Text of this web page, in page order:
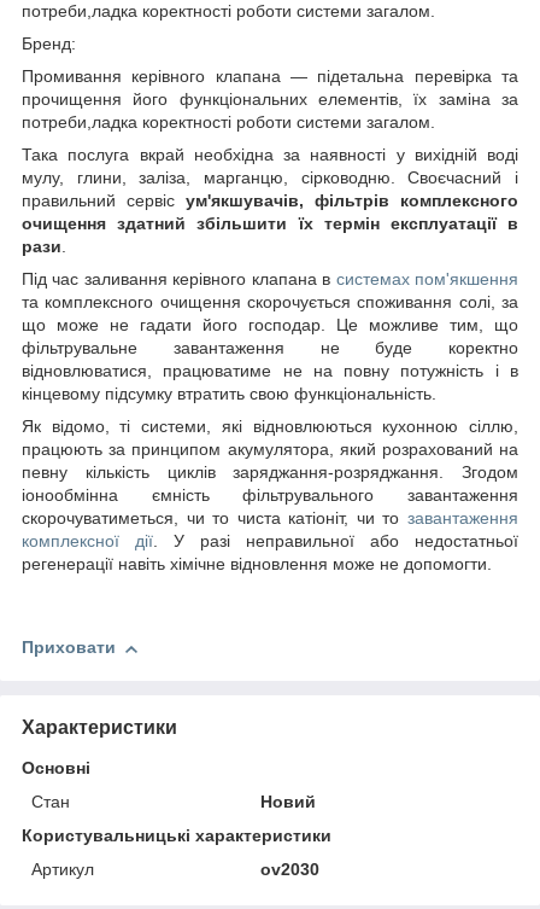
потреби,ладка коректності роботи системи загалом.
Бренд:
Промивання керівного клапана — підетальна перевірка та
прочищення його функціональних елементів, їх заміна за
потреби,ладка коректності роботи системи загалом.
Така послуга вкрай необхідна за наявності у вихідній воді
мулу, глини, заліза, марганцю, сірководню. Своєчасний і
правильний сервіс ум'якшувачів, фільтрів комплексного
очищення здатний збільшити їх термін експлуатації в
рази.
Під час заливання керівного клапана в системах пом'якшення
та комплексного очищення скорочується споживання солі, за
що може не гадати його господар. Це можливе тим, що
фільтрувальне завантаження не буде коректно
відновлюватися, працюватиме не на повну потужність і в
кінцевому підсумку втратить свою функціональність.
Як відомо, ті системи, які відновлюються кухонною сіллю,
працюють за принципом акумулятора, який розрахований на
певну кількість циклів заряджання-розряджання. Згодом
іонообмінна ємність фільтрувального завантаження
скорочуватиметься, чи то чиста катіоніт, чи то завантаження
комплексної дії. У разі неправильної або недостатньої
регенерації навіть хімічне відновлення може не допомогти.
Приховати
Характеристики
Основні
Стан
Новий
Користувальницькі характеристики
Артикул
ov2030